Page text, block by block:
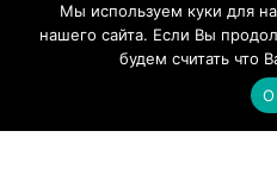
Винтовой компрессор
частотником
высокоэффективное
Мы используем куки для
нашего сайта. Если Вы
будем считать что